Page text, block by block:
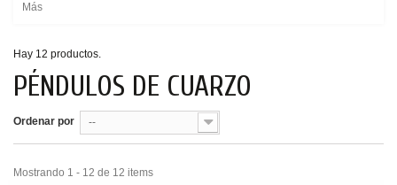
Más
Hay 12 productos.
PÉNDULOS DE CUARZO
Ordenar por --
Mostrando 1 - 12 de 12 items